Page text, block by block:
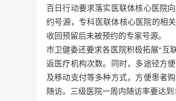
百日行动要求落实医联体核心医院
约号源，专科医联体核心医院的相
收回预留后未被预约的专家号源。
市卫健委还要求各医院积极拓展“互
返医疗机构次数。同时，多途径方
及移动支付等多种方式，方便患者
随访。三级医院一周内随访率要达到